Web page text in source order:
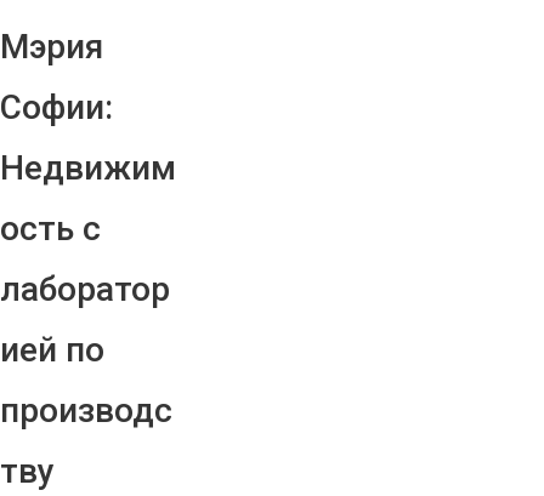
Мэрия
Софии:
Недвижим
ость с
лаборатор
ией по
производс
тву